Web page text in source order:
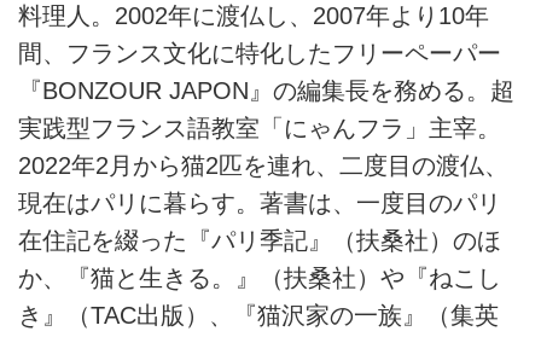
料理人。2002年に渡仏し、2007年より10年
間、フランス文化に特化したフリーペーパー
『BONZOUR JAPON』の編集長を務める。超
実践型フランス語教室「にゃんフラ」主宰。
2022年2月から猫2匹を連れ、二度目の渡仏、
現在はパリに暮らす。著書は、一度目のパリ
在住記を綴った『パリ季記』（扶桑社）のほ
か、『猫と生きる。』（扶桑社）や『ねこし
き』（TAC出版）、『猫沢家の一族』（集英